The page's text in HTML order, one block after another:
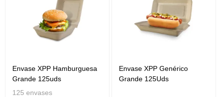
Envase XPP Hamburguesa
Grande 125uds
125 envases
Envase XPP Genérico
Grande 125Uds